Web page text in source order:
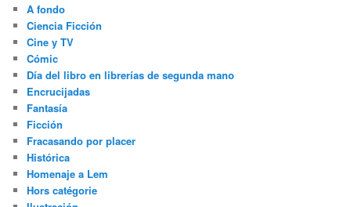
A fondo
Ciencia Ficción
Cine y TV
Cómic
Día del libro en librerías de segunda mano
Encrucijadas
Fantasía
Ficción
Fracasando por placer
Histórica
Homenaje a Lem
Hors catégorie